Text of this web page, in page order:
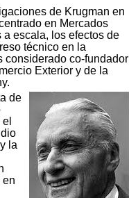
de Krugman en
en Mercados
a escala, los efectos de
técnico en la
considerado co-fundador
Exterior y de la
de
la
en